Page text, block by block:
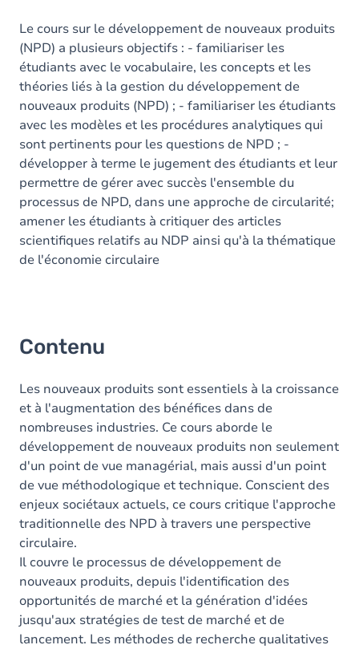
Le cours sur le développement de nouveaux produits
(NPD) a plusieurs objectifs : - familiariser les
étudiants avec le vocabulaire, les concepts et les
théories liés à la gestion du développement de
nouveaux produits (NPD) ; - familiariser les étudiants
avec les modèles et les procédures analytiques qui
sont pertinents pour les questions de NPD ; -
développer à terme le jugement des étudiants et leur
permettre de gérer avec succès l'ensemble du
processus de NPD, dans une approche de circularité;
amener les étudiants à critiquer des articles
scientifiques relatifs au NDP ainsi qu'à la thématique
de l'économie circulaire
Contenu
Les nouveaux produits sont essentiels à la croissance
et à l'augmentation des bénéfices dans de
nombreuses industries. Ce cours aborde le
développement de nouveaux produits non seulement
d'un point de vue managérial, mais aussi d'un point
de vue méthodologique et technique. Conscient des
enjeux sociétaux actuels, ce cours critique l'approche
traditionnelle des NPD à travers une perspective
circulaire.
Il couvre le processus de développement de
nouveaux produits, depuis l'identification des
opportunités de marché et la génération d'idées
jusqu'aux stratégies de test de marché et de
lancement. Les méthodes de recherche qualitatives